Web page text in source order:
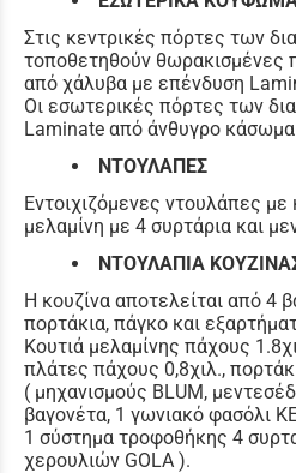
Στις κεντρικές πόρτες των
τοποθετηθούν θωρακισμένες
από χάλυβα με επένδυση
Οι εσωτερικές πόρτες των
Laminate από άνθυγρο κάσωμα
ΝΤΟΥΛΑΠΕΣ
Εντοιχιζόμενες ντουλάπες με
μελαμίνη με 4 συρτάρια και
ΝΤΟΥΛΑΠΙΑ
Η κουζίνα αποτελείται από 4
πορτάκια, πάγκο και
Κουτιά μελαμίνης πάχους
πλάτες πάχους 0,8χιλ.,
( μηχανισμούς BLUM,
βαγονέτα, 1 γωνιακό φασόλι
1 σύστημα τροφοθήκης 4
χερουλιών GOLA ).